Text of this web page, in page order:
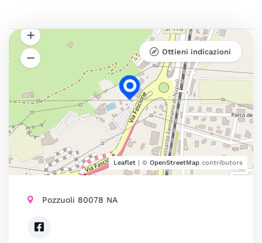
Leaflet | © OpenStreetMap contributors
Ottieni indicazioni
Pozzuoli 80078 NA